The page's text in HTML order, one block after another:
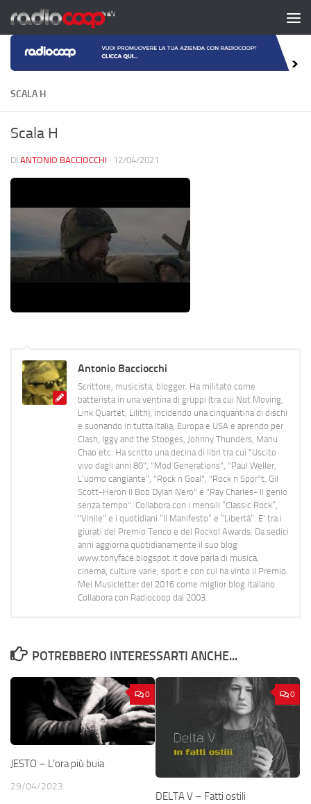
Salta al contenuto
SCALA H
Scala H
DI ANTONIO BACCIOCCHI · 12/04/2021
Antonio Bacciocchi
Scrittore, musicista, blogger. Ha militato come
batterista in una ventina di gruppi (tra cui Not Moving,
Link Quartet, Lilith), incidendo una cinquantina di dischi
e suonando in tutta Italia, Europa e USA e aprendo per
Clash, Iggy and the Stooges, Johnny Thunders, Manu
Chao etc. Ha scritto una decina di libri tra cui "Uscito
vivo dagli anni 80", "Mod Generations", "Paul Weller,
L’uomo cangiante", "Rock n Goal", "Rock n Spor"t, Gil
Scott-Heron Il Bob Dylan Nero" e "Ray Charles- Il genio
senza tempo". Collabora con i mensili “Classic Rock”,
"Vinile" e i quotidiani “Il Manifesto” e “Libertà”. E' tra i
giurati del Premio Tenco e del Rockol Awards. Da sedici
anni aggiorna quotidianamente il suo blog
www.tonyface.blogspot.it dove parla di musica,
cinema, culture varie, sport e con cui ha vinto il Premio
Mei Musicletter del 2016 come miglior blog italiano.
Collabora con Radiocoop dal 2003.
POTREBBERO INTERESSARTI ANCHE...
0
JESTO – L’ora più buia
29/04/2023
0
DELTA V – Fatti ostili